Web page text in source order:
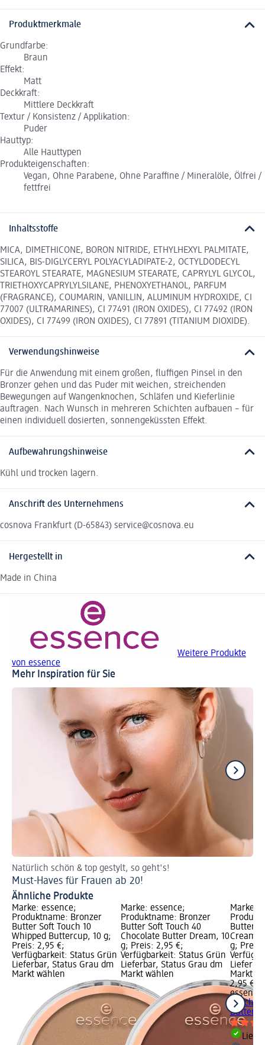
Produktmerkmale
Grundfarbe:
Braun
Effekt:
Matt
Deckkraft:
Mittlere Deckkraft
Textur / Konsistenz / Applikation:
Puder
Hauttyp:
Alle Hauttypen
Produkteigenschaften:
Vegan, Ohne Parabene, Ohne Paraffine / Mineralöle, Ölfrei /
fettfrei
Inhaltsstoffe
MICA, DIMETHICONE, BORON NITRIDE, ETHYLHEXYL PALMITATE,
SILICA, BIS-DIGLYCERYL POLYACYLADIPATE-2, OCTYLDODECYL
STEAROYL STEARATE, MAGNESIUM STEARATE, CAPRYLYL GLYCOL,
TRIETHOXYCAPRYLYLSILANE, PHENOXYETHANOL, PARFUM
(FRAGRANCE), COUMARIN, VANILLIN, ALUMINUM HYDROXIDE, CI
77007 (ULTRAMARINES), CI 77491 (IRON OXIDES), CI 77492 (IRON
OXIDES), CI 77499 (IRON OXIDES), CI 77891 (TITANIUM DIOXIDE).
Verwendungshinweise
Für die Anwendung mit einem großen, fluffigen Pinsel in den
Bronzer gehen und das Puder mit weichen, streichenden
Bewegungen auf Wangenknochen, Schläfen und Kieferlinie
auftragen. Nach Wunsch in mehreren Schichten aufbauen – für
einen individuell dosierten, sonnengeküssten Effekt.
Aufbewahrungshinweise
Kühl und trocken lagern.
Anschrift des Unternehmens
cosnova Frankfurt (D-65843) service@cosnova.eu
Hergestellt in
Made in China
Weitere Produkte
von essence
Mehr Inspiration für Sie
Natürlich schön & top gestylt, so geht's!
Must-Haves für Frauen ab 20!
Ähnliche Produkte
Marke: essence;
Produktname: Bronzer
Butter Soft Touch 10
Whipped Buttercup, 10 g;
Preis: 2,95 €;
Verfügbarkeit: Status Grün
Lieferbar, Status Grau dm
Markt wählen
Marke: essence;
Produktname: Bronzer
Butter Soft Touch 40
Chocolate Butter Dream, 10
g; Preis: 2,95 €;
Verfügbarkeit: Status Grün
Lieferbar, Status Grau dm
Markt wählen
Marke:
Butter
Creamy
g; Preis:
Markt
2,95 €
essence
Touch
Butter,